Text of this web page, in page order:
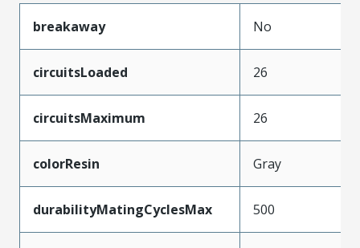
breakaway No
circuitsLoaded 26
circuitsMaximum 26
colorResin Gray
durabilityMatingCyclesMax 500